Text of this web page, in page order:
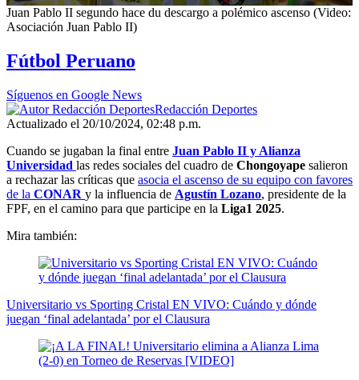
0
seconds
minutes,
15
seconds
Juan Pablo II segundo hace du descargo a polémico ascenso (Video:
Asociación Juan Pablo II)
Fútbol Peruano
Síguenos en Google News
Redacción Deportes
Actualizado el 20/10/2024, 02:48 p.m.
Cuando se jugaban la final entre Juan Pablo II y Alianza
Universidad las redes sociales del cuadro de Chongoyape salieron
a rechazar las críticas que asocia el ascenso de su equipo con favores
de la CONAR y la influencia de Agustín Lozano, presidente de la
FPF, en el camino para que participe en la Liga1 2025.
Mira también:
Universitario vs Sporting Cristal EN VIVO: Cuándo y dónde
juegan ‘final adelantada’ por el Clausura